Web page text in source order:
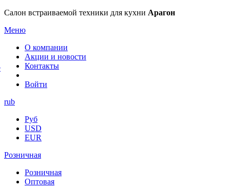
Салон встраиваемой техники для кухни Арагон
Меню
О компании
Акции и новости
Контакты
Войти
rub
Руб
USD
EUR
Розничная
Розничная
Оптовая